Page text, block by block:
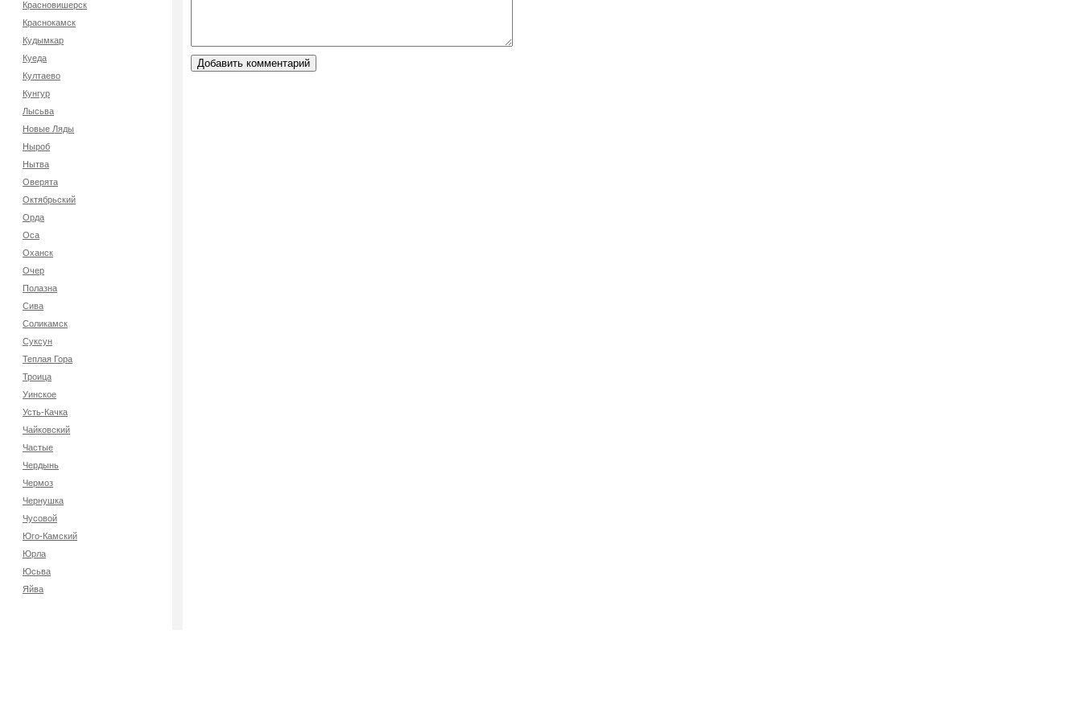
Красновишерск
Краснокамск
Кудымкар
Куеда
Култаево
Кунгур
Лысьва
Новые Ляды
Ныроб
Нытва
Оверята
Октябрьский
Орда
Оса
Оханск
Очер
Полазна
Сива
Соликамск
Суксун
Теплая Гора
Троица
Уинское
Усть-Качка
Чайковский
Частые
Чердынь
Чермоз
Чернушка
Чусовой
Юго-Камский
Юрла
Юсьва
Яйва